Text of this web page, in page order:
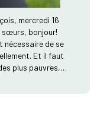
mercredi 16
sœurs, bonjour!
nécessaire de se
Et il faut
plus pauvres,…